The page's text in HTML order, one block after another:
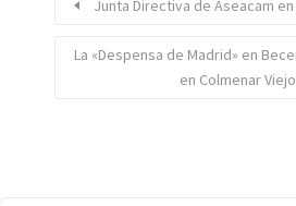
Junta Directiva de Aseacam
La «Despensa de Madrid» en
en Colmenar Viejo